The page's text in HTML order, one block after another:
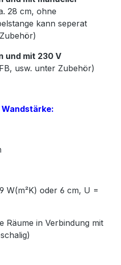
28 cm, ohne
kann seperat
und mit 230 V
usw. unter Zubehör)
W(m²K) oder 6 cm, U =
Räume in Verbindung mit